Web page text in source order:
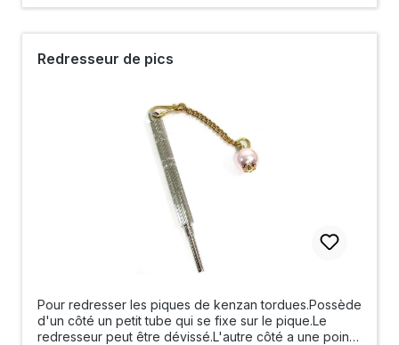
Redresseur de pics
Pour redresser les piques de kenzan tordues.Possède
d'un côté un petit tube qui se fixe sur le pique.Le
redresseur peut être dévissé.L'autre côté a une pointe